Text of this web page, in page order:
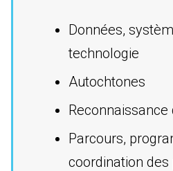
Données,
technologie
Autochtones
Reconnaissance
Parcours,
coordination